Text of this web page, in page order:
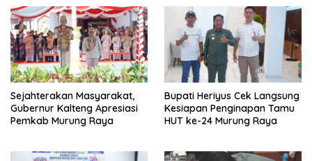
Sejahterakan Masyarakat,
Gubernur Kalteng Apresiasi
Pemkab Murung Raya
Bupati Heriyus Cek Langsung
Kesiapan Penginapan Tamu
HUT ke-24 Murung Raya